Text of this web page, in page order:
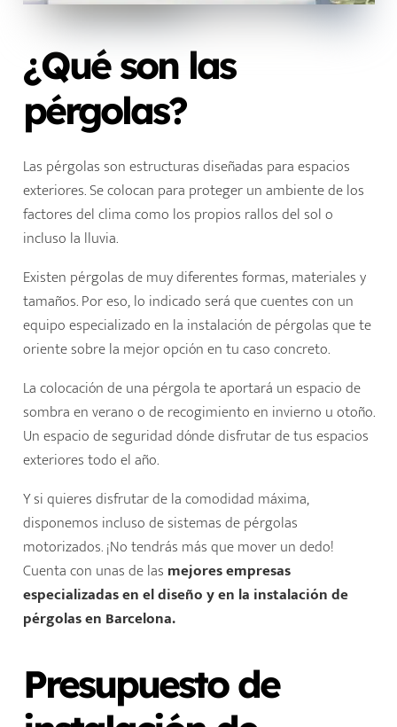
¿Qué son las
pérgolas?
Las pérgolas son estructuras diseñadas para espacios
exteriores. Se colocan para proteger un ambiente de los
factores del clima como los propios rallos del sol o
incluso la lluvia.
Existen pérgolas de muy diferentes formas, materiales y
tamaños. Por eso, lo indicado será que cuentes con un
equipo especializado en la instalación de pérgolas que te
oriente sobre la mejor opción en tu caso concreto.
La colocación de una pérgola te aportará un espacio de
sombra en verano o de recogimiento en invierno u otoño.
Un espacio de seguridad dónde disfrutar de tus espacios
exteriores todo el año.
Y si quieres disfrutar de la comodidad máxima,
disponemos incluso de sistemas de pérgolas
motorizados. ¡No tendrás más que mover un dedo!
Cuenta con unas de las mejores empresas
especializadas en el diseño y en la instalación de
pérgolas en Barcelona.
Presupuesto de